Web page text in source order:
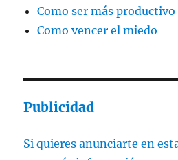
Como ser más productivo
Como vencer el miedo
Publicidad
Si quieres anunciarte en